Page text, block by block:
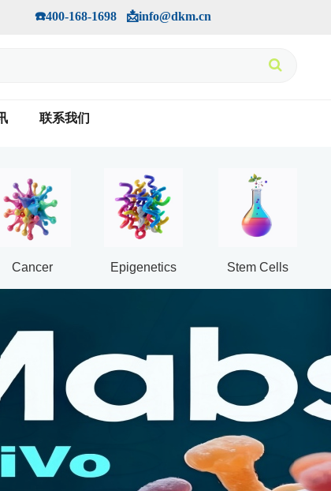
手机版
☎️400-168-1698   📩info@dkm.cn
联系我们
Cancer Epigenetics Stem Cells